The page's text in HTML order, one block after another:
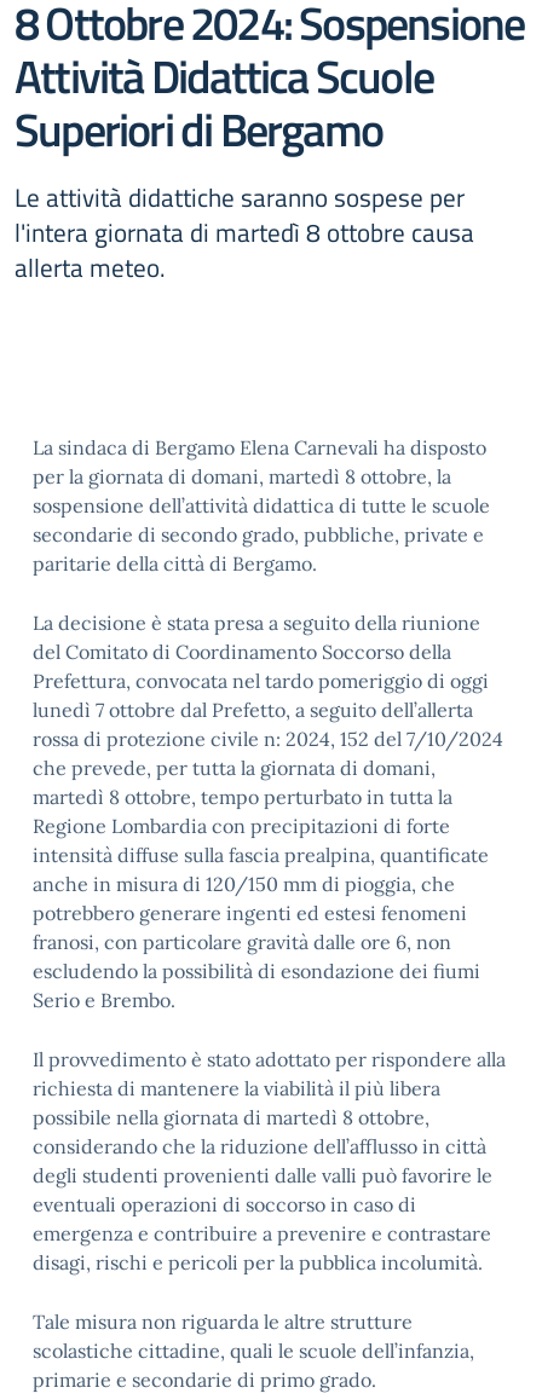
8 Ottobre 2024: Sospensione
Attività Didattica Scuole
Superiori di Bergamo
Le attività didattiche saranno sospese per
l'intera giornata di martedì 8 ottobre causa
allerta meteo.
La sindaca di Bergamo Elena Carnevali ha disposto
per la giornata di domani, martedì 8 ottobre, la
sospensione dell’attività didattica di tutte le scuole
secondarie di secondo grado, pubbliche, private e
paritarie della città di Bergamo.
La decisione è stata presa a seguito della riunione
del Comitato di Coordinamento Soccorso della
Prefettura, convocata nel tardo pomeriggio di oggi
lunedì 7 ottobre dal Prefetto, a seguito dell’allerta
rossa di protezione civile n: 2024, 152 del 7/10/2024
che prevede, per tutta la giornata di domani,
martedì 8 ottobre, tempo perturbato in tutta la
Regione Lombardia con precipitazioni di forte
intensità diffuse sulla fascia prealpina, quantificate
anche in misura di 120/150 mm di pioggia, che
potrebbero generare ingenti ed estesi fenomeni
franosi, con particolare gravità dalle ore 6, non
escludendo la possibilità di esondazione dei fiumi
Serio e Brembo.
Il provvedimento è stato adottato per rispondere alla
richiesta di mantenere la viabilità il più libera
possibile nella giornata di martedì 8 ottobre,
considerando che la riduzione dell’afflusso in città
degli studenti provenienti dalle valli può favorire le
eventuali operazioni di soccorso in caso di
emergenza e contribuire a prevenire e contrastare
disagi, rischi e pericoli per la pubblica incolumità.
Tale misura non riguarda le altre strutture
scolastiche cittadine, quali le scuole dell’infanzia,
primarie e secondarie di primo grado.